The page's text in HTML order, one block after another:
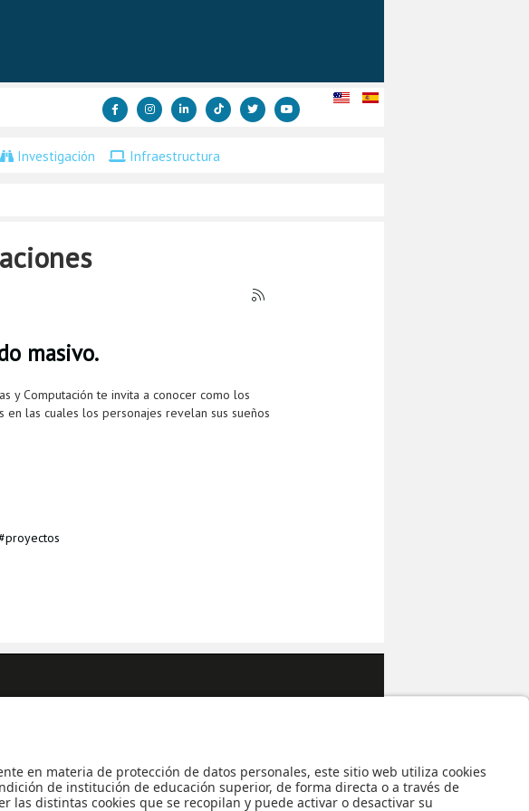
Investigación Infraestructura
masivo.
y Computación te invita a conocer como los
en las cuales los personajes revelan sus sueños
proyectos